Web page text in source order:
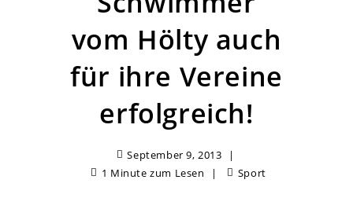
vom Hölty auch
für ihre Vereine
erfolgreich!
September 9, 2013
1 Minute zum Lesen
Sport